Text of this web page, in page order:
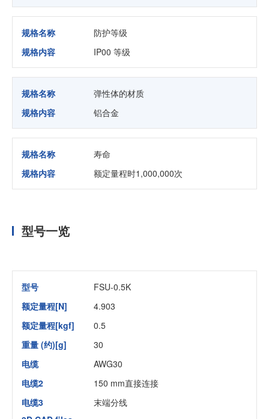
规格名称
防护等级
规格内容
IP00 等级
规格名称
弹性体的材质
规格内容
铝合金
规格名称
寿命
规格内容
额定量程时1,000,000次
型号一览
型号
FSU-0.5K
额定量程[N]
4.903
额定量程[kgf]
0.5
重量 (约)[g]
30
电缆
AWG30
电缆2
150 mm直接连接
电缆3
末端分线